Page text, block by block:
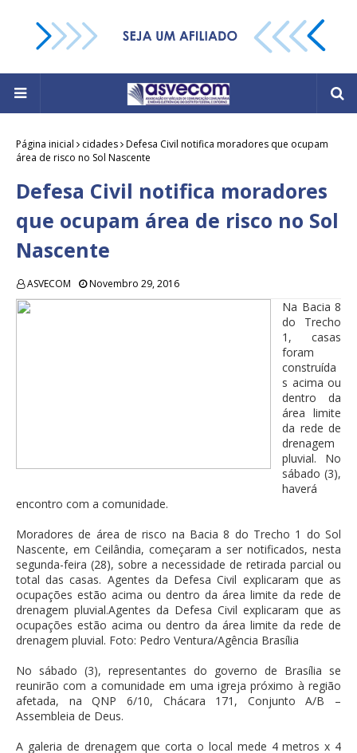
Página inicial cidades Defesa Civil notifica moradores que ocupam
área de risco no Sol Nascente
Defesa Civil notifica moradores
que ocupam área de risco no Sol
Nascente
ASVECOM Novembro 29, 2016
Na Bacia 8
do Trecho
1, casas
foram
construída
s acima ou
dentro da
área limite
da rede de
drenagem
pluvial. No
sábado (3),
haverá
encontro com a comunidade.
Moradores de área de risco na Bacia 8 do Trecho 1 do Sol
Nascente, em Ceilândia, começaram a ser notificados, nesta
segunda-feira (28), sobre a necessidade de retirada parcial ou
total das casas. Agentes da Defesa Civil explicaram que as
ocupações estão acima ou dentro da área limite da rede de
drenagem pluvial.Agentes da Defesa Civil explicaram que as
ocupações estão acima ou dentro da área limite da rede de
drenagem pluvial. Foto: Pedro Ventura/Agência Brasília
No sábado (3), representantes do governo de Brasília se
reunirão com a comunidade em uma igreja próximo à região
afetada, na QNP 6/10, Chácara 171, Conjunto A/B –
Assembleia de Deus.
A galeria de drenagem que corta o local mede 4 metros x 4